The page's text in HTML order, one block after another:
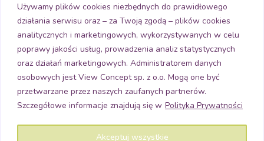
Używamy plików cookies niezbędnych do prawidłowego
działania serwisu oraz – za Twoją zgodą – plików cookies
analitycznych i marketingowych, wykorzystywanych w celu
poprawy jakości usług, prowadzenia analiz statystycznych
oraz działań marketingowych. Administratorem danych
osobowych jest View Concept sp. z o.o. Mogą one być
przetwarzane przez naszych zaufanych partnerów.
Szczegółowe informacje znajdują się w Polityka Prywatności
Akceptuj wszystkie
Media
Pobierz aplikację